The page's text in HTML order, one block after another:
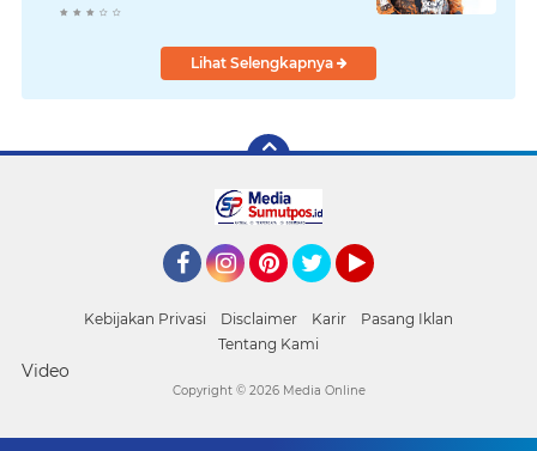
RAKERNAS II Di Jakarta.
Lihat Selengkapnya
Kebijakan Privasi Disclaimer Karir
Pasang Iklan
Tentang Kami
Video
Copyright © 2026 Media Online